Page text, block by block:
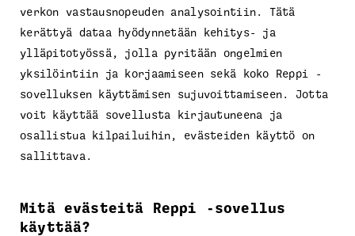
verkon vastausnopeuden analysointiin. Tätä
kerättyä dataa hyödynnetään kehitys- ja
ylläpitotyössä, jolla pyritään ongelmien
yksilöintiin ja korjaamiseen sekä koko Reppi -
sovelluksen käyttämisen sujuvoittamiseen. Jotta
voit käyttää sovellusta kirjautuneena ja
osallistua kilpailuihin, evästeiden käyttö on
sallittava.
Mitä evästeitä Reppi -sovellus
käyttää?